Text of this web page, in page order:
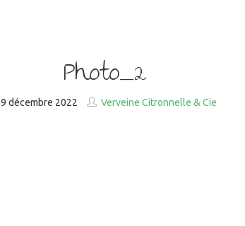
Photo_2
9 décembre 2022 Verveine Citronnelle & Cie